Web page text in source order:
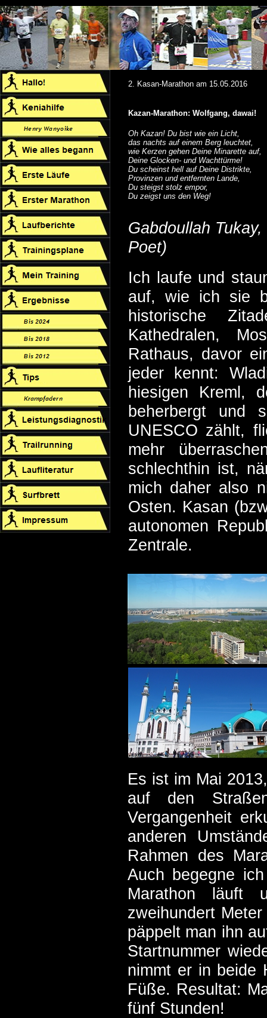
2. Kasan-Marathon am 15.05.2016
Kazan-Marathon: Wolfgang, dawai!
Oh Kazan! Du bist wie ein Licht,
das nachts auf einem Berg leuchtet,
wie Kerzen gehen Deine Minarette auf,
Deine Glocken- und Wachttürme!
Du scheinst hell auf Deine Distrikte,
Provinzen und entfernten Lande,
Du steigst stolz empor,
Du zeigst uns den Weg!
Gabdoullah
Poet)
Ich laufe und
auf, wie ich sie
historische
Kathedralen,
Rathaus, davor
jeder kennt:
hiesigen Kreml,
beherbergt und
UNESCO zählt,
mehr
schlechthin ist,
mich daher also
Osten. Kasan
autonomen
Zentrale.
Es ist im Mai
auf den
Vergangenheit
anderen
Rahmen des
Auch begegne
Marathon läuft
zweihundert
päppelt man ihn
Startnummer
nimmt er in beide
Füße. Resultat:
fünf Stunden!